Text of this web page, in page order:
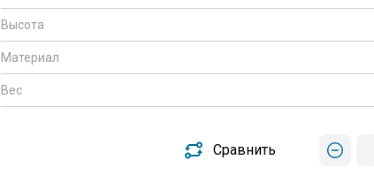
Высота
Материал
Вес
Сравнить